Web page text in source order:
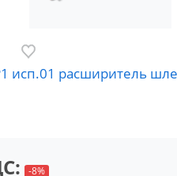
исп.01 расширитель
-8%